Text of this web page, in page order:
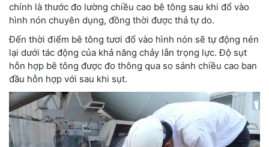
chính là thước đo lường chiều cao bê tông sau khi đổ vào
hình nón chuyên dụng, đồng thời được thả tự do.
Đến thời điểm bê tông tươi đổ vào hình nón sẽ tự động nén
lại dưới tác động của khả năng chảy lẫn trọng lực. Độ sụt
hỗn hợp bê tông được đo thông qua so sánh chiều cao ban
đầu hỗn hợp với sau khi sụt.